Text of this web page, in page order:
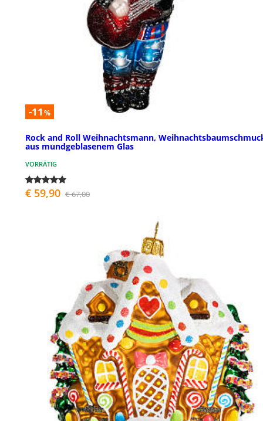
-11 %
Rock and Roll Weihnachtsmann,
aus mundgeblasenem Glas
VORRÄTIG
€ 59,90 € 67,00